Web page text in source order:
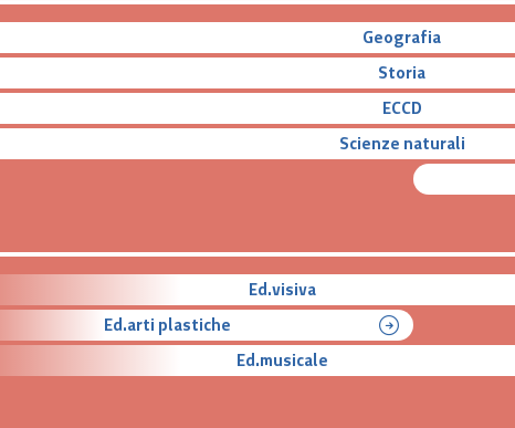
Geografia
Storia
ECCD
Scienze naturali
Ed.visiva
Ed.arti plastiche
Ed.musicale